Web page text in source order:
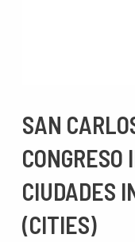
SAN
CONGRESO
CIUDADES
(CITIES)